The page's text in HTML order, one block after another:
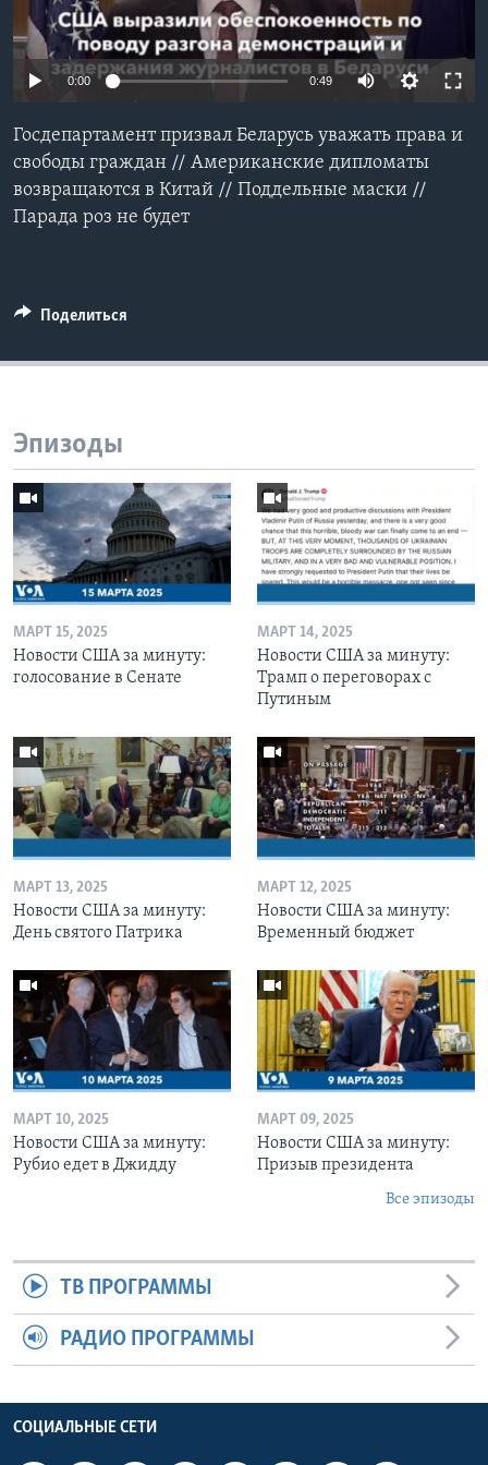
Learning English
Языки
0:00 0:49
Госдепартамент призвал Беларусь уважать права и
свободы граждан // Американские дипломаты
возвращаются в Китай // Поддельные маски //
Парада роз не будет
Поделиться
Эпизоды
МАРТ 15, 2025
Новости США за минуту:
голосование в Сенате
МАРТ 14, 2025
Новости США за минуту:
Трамп о переговорах с
Путиным
МАРТ 13, 2025
Новости США за минуту:
День святого Патрика
МАРТ 12, 2025
Новости США за минуту:
Временный бюджет
МАРТ 10, 2025
Новости США за минуту:
Рубио едет в Джидду
МАРТ 09, 2025
Новости США за минуту:
Призыв президента
Все эпизоды
ТВ ПРОГРАММЫ
РАДИО ПРОГРАММЫ
СОЦИАЛЬНЫЕ СЕТИ